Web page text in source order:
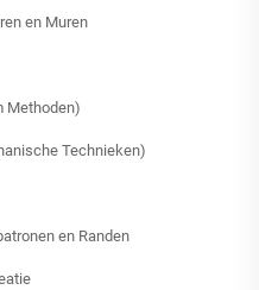
en Muren
Methoden)
Technieken)
en Randen